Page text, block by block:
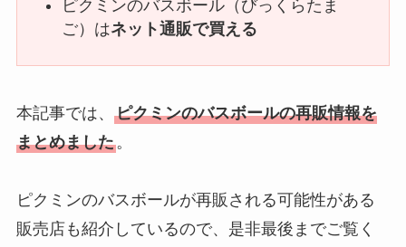
ピクミンのバスボール（びっくらたま
ご）はネット通販で買える
本記事では、 ピクミンのバスボールの再販情報を
まとめました。
ピクミンのバスボールが再販される可能性がある
販売店も紹介しているので、是非最後までご覧く